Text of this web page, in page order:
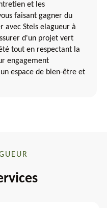
et les
faisant gagner du
avec Steis elagueur à
d'un projet vert
tout en respectant la
engagement
espace de bien-être et